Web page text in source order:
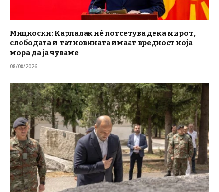
Мицкоски: Карпалак нè потсетува дека мирот,
слободата и татковината имаат вредност која
мора да ја чуваме
08/08/2026